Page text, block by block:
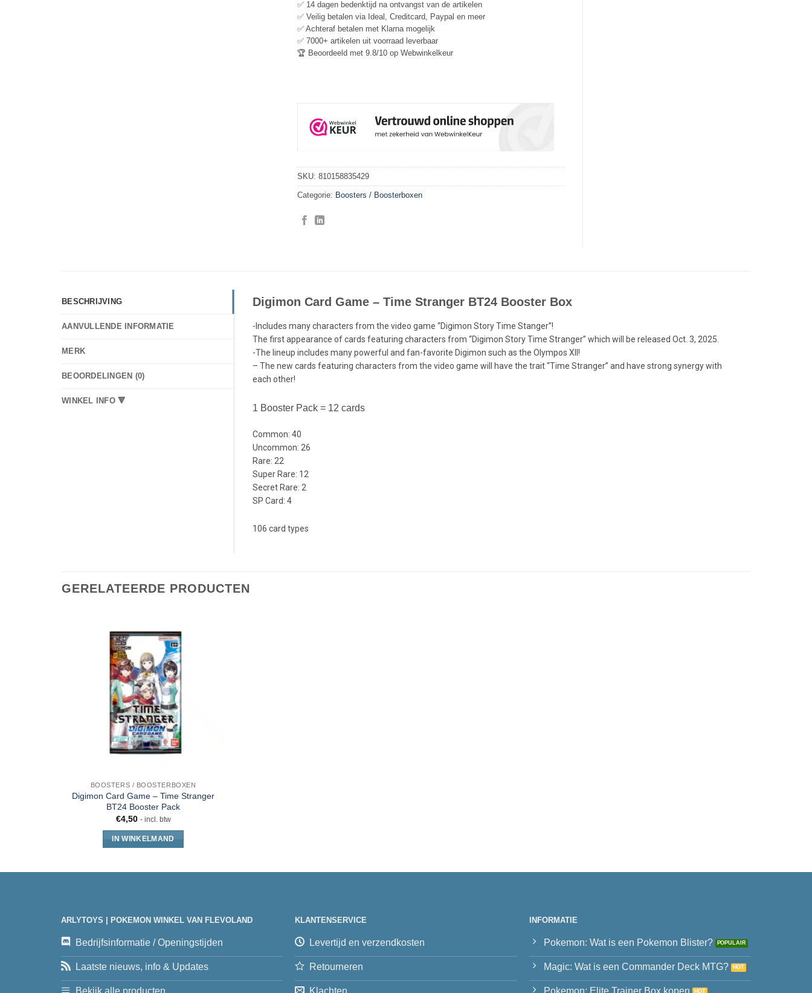
✅ 14 dagen bedenktijd na ontvangst van de artikelen
✅ Veilig betalen via Ideal, Creditcard, Paypal en meer
✅ Achteraf betalen met Klarna mogelijk
✅ 7000+ artikelen uit voorraad leverbaar
🏆 Beoordeeld met 9.8/10 op Webwinkelkeur
SKU: 810158835429
Categorie: Boosters / Boosterboxen
BESCHRIJVING
AANVULLENDE INFORMATIE
MERK
BEOORDELINGEN (0)
WINKEL INFO 🔻
Digimon Card Game – Time Stranger BT24 Booster Box
-Includes many characters from the video game “Digimon Story Time Stanger”!
The first appearance of cards featuring characters from “Digimon Story Time Stranger” which will be released Oct. 3, 2025.
-The lineup includes many powerful and fan-favorite Digimon such as the Olympos XII!
– The new cards featuring characters from the video game will have the trait “Time Stranger” and have strong synergy with
each other!
1 Booster Pack = 12 cards
Common: 40
Uncommon: 26
Rare: 22
Super Rare: 12
Secret Rare: 2
SP Card: 4
106 card types
GERELATEERDE PRODUCTEN
BOOSTERS / BOOSTERBOXEN
Digimon Card Game – Time Stranger
BT24 Booster Pack
€4,50 - incl. btw
IN WINKELMAND
ARLYTOYS | POKEMON WINKEL VAN FLEVOLAND
Bedrijfsinformatie / Openingstijden
Laatste nieuws, info & Updates
KLANTENSERVICE
Levertijd en verzendkosten
Retourneren
INFORMATIE
Pokemon: Wat is een Pokemon Blister?
Magic: Wat is een Commander Deck MTG?